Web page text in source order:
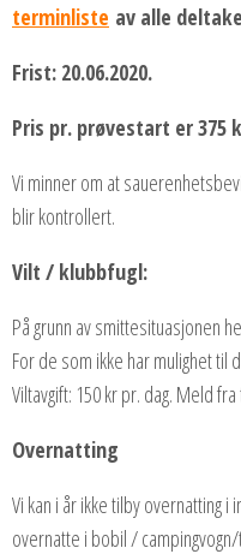
terminliste av alle
Frist: 20.06.2020.
Pris pr. prøvestart er 375
Vi minner om at
blir kontrollert.
Vilt / klubbfugl:
På grunn av smittesituasjonen
For de som ikke har mulighet til
Viltavgift: 150 kr pr. dag. Meld
Overnatting
Vi kan i år ikke tilby overnatting
overnatte i bobil /